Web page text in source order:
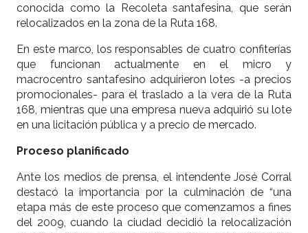
conocida como la Recoleta santafesina, que serán
relocalizados en la zona de la Ruta 168.
En este marco, los responsables de cuatro confiterías
que funcionan actualmente en el micro y
macrocentro santafesino adquirieron lotes -a precios
promocionales- para el traslado a la vera de la Ruta
168, mientras que una empresa nueva adquirió su lote
en una licitación pública y a precio de mercado.
Proceso planificado
Ante los medios de prensa, el intendente José Corral
destacó la importancia por la culminación de “una
etapa más de este proceso que comenzamos a fines
del 2009, cuando la ciudad decidió la relocalización